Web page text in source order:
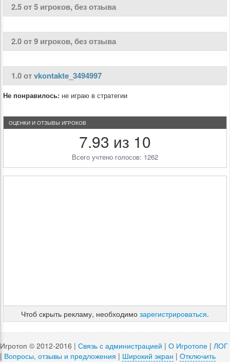
2.5 от 5 игроков, без отзыва
2.0 от 9 игроков, без отзыва
1.0 отvkontakte_3494997
Не понравилось: не играю в стратегии
ОЦЕНКИ И ОТЗЫВЫ ИГРОКОВ
7.93 из 10
Всего учтено голосов: 1262
Чтоб скрыть рекламу, необходимо зарегистрироваться.
Игротоп © 2012-2016 | Связь с администрацией | О Игротопе | ЛОГ
| Вопросы, отзывы и предложения | Широкий экран | Отключить